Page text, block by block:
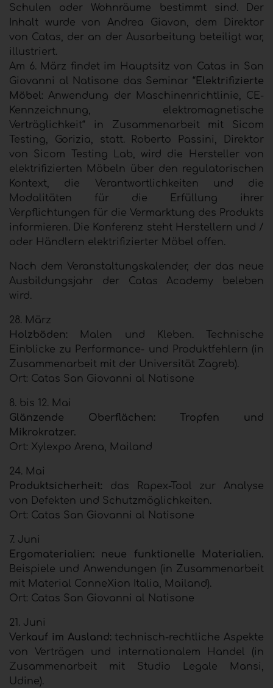
Schulen oder Wohnräume bestimmt sind. Der
Inhalt wurde von Andrea Giavon, dem Direktor
von Catas, der an der Ausarbeitung beteiligt war,
illustriert.
Am 6. März findet im Hauptsitz von Catas in San
Giovanni al Natisone das Seminar “ Elektrifizierte
Möbel: Anwendung der Maschinenrichtlinie, CE-
Kennzeichnung, elektromagnetische
Verträglichkeit“ in Zusammenarbeit mit Sicom
Testing, Gorizia, statt. Roberto Passini, Direktor
von Sicom Testing Lab, wird die Hersteller von
elektrifizierten Möbeln über den regulatorischen
Kontext, die Verantwortlichkeiten und die
Modalitäten für die Erfüllung ihrer
Verpflichtungen für die Vermarktung des Produkts
informieren. Die Konferenz steht Herstellern und /
oder Händlern elektrifizierter Möbel offen.
Nach dem Veranstaltungskalender, der das neue
Ausbildungsjahr der Catas Academy beleben
wird.
28. März
Holzböden: Malen und Kleben. Technische
Einblicke zu Performance- und Produktfehlern (in
Zusammenarbeit mit der Universität Zagreb).
Ort: Catas San Giovanni al Natisone
8. bis 12. Mai
Glänzende Oberflächen: Tropfen und
Mikrokratzer.
Ort: Xylexpo Arena, Mailand
24. Mai
Produktsicherheit: das Rapex-Tool zur Analyse
von Defekten und Schutzmöglichkeiten.
Ort: Catas San Giovanni al Natisone
7. Juni
Ergomaterialien: neue funktionelle Materialien.
Beispiele und Anwendungen (in Zusammenarbeit
mit Material ConneXion Italia, Mailand).
Ort: Catas San Giovanni al Natisone
21. Juni
Verkauf im Ausland: technisch-rechtliche Aspekte
von Verträgen und internationalem Handel (in
Zusammenarbeit mit Studio Legale Mansi,
Udine).